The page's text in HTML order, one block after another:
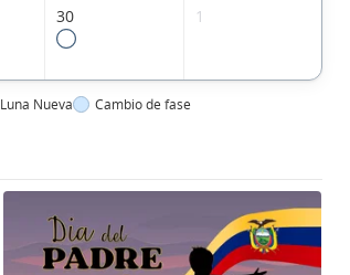
30 1
Luna Nueva Cambio de fase